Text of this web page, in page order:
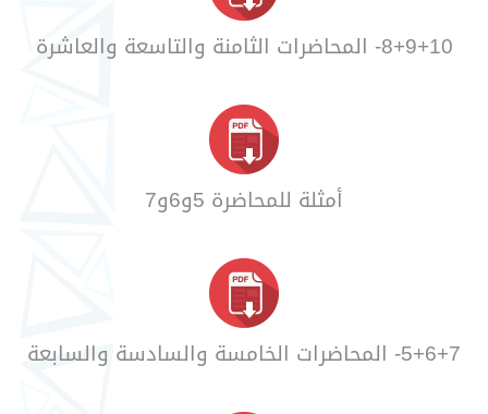
8+9+10- المحاضرات الثامنة والتاسعة والعاشرة
أمثلة للمحاضرة 5و6و7
5+6+7- المحاضرات الخامسة والسادسة والسابعة